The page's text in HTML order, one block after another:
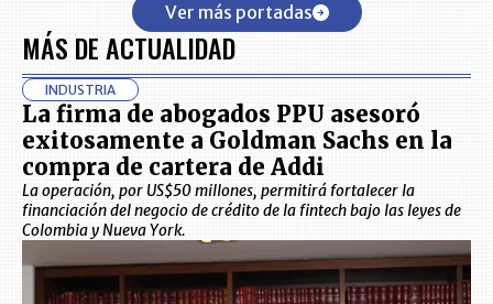
Ver más portadas
MÁS DE ACTUALIDAD
INDUSTRIA
La firma de abogados PPU asesoró
exitosamente a Goldman Sachs en la
compra de cartera de Addi
La operación, por US$50 millones, permitirá fortalecer la
financiación del negocio de crédito de la fintech bajo las leyes de
Colombia y Nueva York.